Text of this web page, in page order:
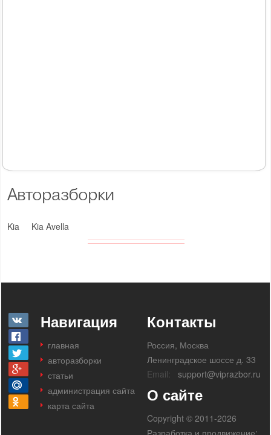
Авторазборки
Kia Kia Avella
Навигация
главная
авторазборки
статьи
администрация сайта
карта сайта
Контакты
Россия, Москва
Ленинградское шоссе д. 33
Email:
support@viprazbor.ru
О сайте
Copyright © 2011-2026
Разработка и продвижение: